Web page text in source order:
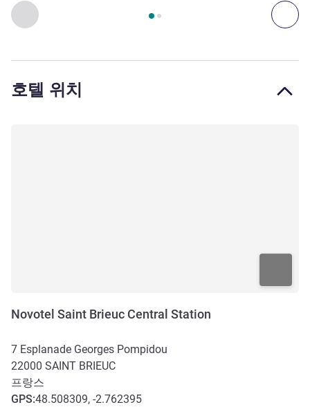
이전 - 객실 다
2/ 페이지 , 객실 1 : Classic Room with double bed. , 객실 2
호텔 위치
Novotel Saint Brieuc Central Station
7 Esplanade Georges Pompidou
22000 SAINT BRIEUC
프랑스
GPS:48.508309, -2.762395